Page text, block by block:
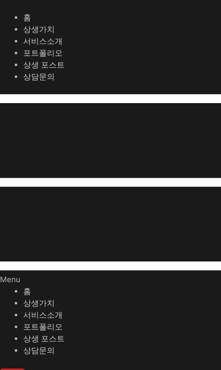
홈
상생가치
서비스소개
포트폴리오
상생 포스트
상담문의
Menu
홈
상생가치
서비스소개
포트폴리오
상생 포스트
상담문의